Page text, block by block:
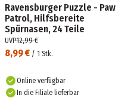
Ravensburger Puzzle - Paw
Patrol, Hilfsbereite
Spürnasen, 24 Teile
8,99 € / 1 Stk.
UVP12,99 €
Online verfügbar
In die Filiale lieferbar